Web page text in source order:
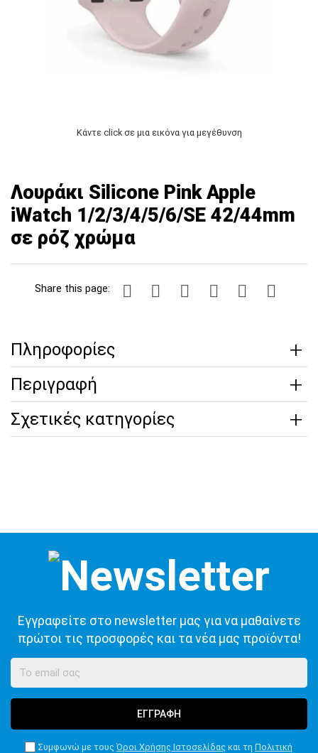
Κάντε click σε μια εικόνα για μεγέθυνση
Λουράκι Silicone Pink Apple
iWatch 1/2/3/4/5/6/SE 42/44mm
σε ρόζ χρώμα
Share this page:
Πληροφορίες
Περιγραφή
Σχετικές κατηγορίες
Εγγραφείτε στο newsletter μας για να μαθαίνετε
πρώτοι τις προσφορές και τα νέα μας προϊόντα!
ΕΓΓΡΑΦΗ
Συμφωνώ με τους Όροι Χρήσης Ιστοσελίδας και τη Πολιτική